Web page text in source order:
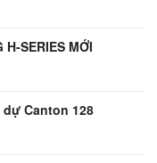
H-SERIES MỚI
dự Canton 128